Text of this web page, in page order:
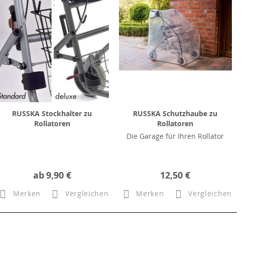
RUSSKA Stockhalter zu
Rollatoren
ab9,90 €
Merken Vergleichen
RUSSKA Schutzhaube zu
Rollatoren
Die Garage für Ihren Rollator
12,50 €
Merken Vergleichen